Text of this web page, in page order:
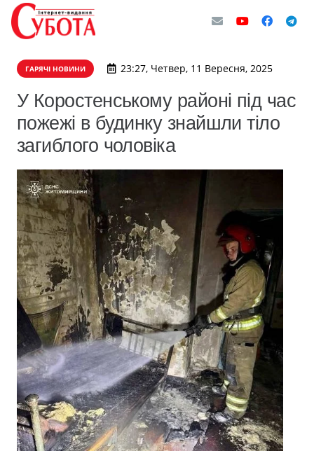
ГАРЯЧІ НОВИНИ 23:27, Четвер, 11 Вересня, 2025
У Коростенському районі під час
пожежі в будинку знайшли тіло
загиблого чоловіка